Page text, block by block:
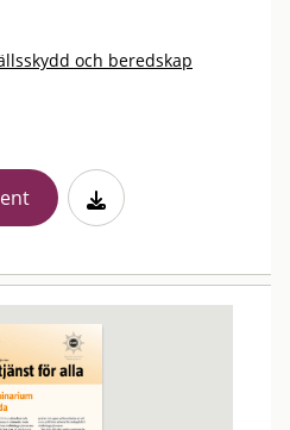
och beredskap